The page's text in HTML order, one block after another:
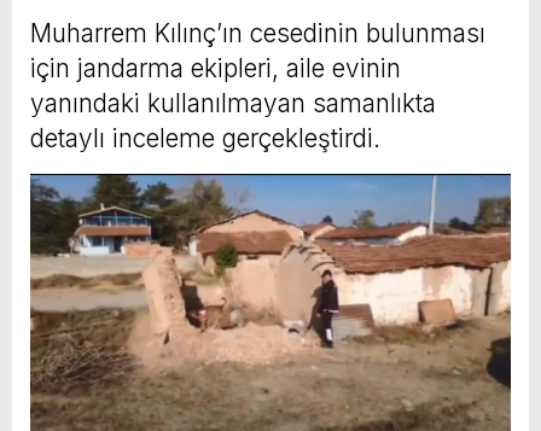
Muharrem Kılınç’ın cesedinin bulunması
için jandarma ekipleri, aile evinin
yanındaki kullanılmayan samanlıkta
detaylı inceleme gerçekleştirdi.